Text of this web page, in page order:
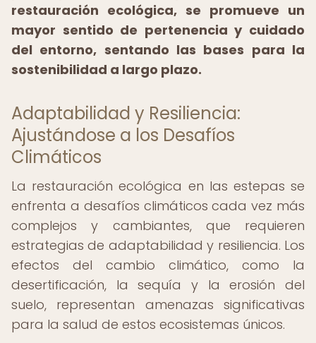
restauración ecológica, se promueve un
mayor sentido de pertenencia y cuidado
del entorno, sentando las bases para la
sostenibilidad a largo plazo.
Adaptabilidad y Resiliencia:
Ajustándose a los Desafíos
Climáticos
La restauración ecológica en las estepas se
enfrenta a desafíos climáticos cada vez más
complejos y cambiantes, que requieren
estrategias de adaptabilidad y resiliencia. Los
efectos del cambio climático, como la
desertificación, la sequía y la erosión del
suelo, representan amenazas significativas
para la salud de estos ecosistemas únicos.